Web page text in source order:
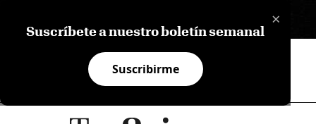
×
Suscríbete a nuestro boletín semanal
Suscribirme